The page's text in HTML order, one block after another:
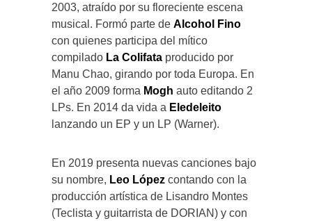
2003, atraído por su floreciente escena
musical. Formó parte de Alcohol Fino
con quienes participa del mítico
compilado La Colifata producido por
Manu Chao, girando por toda Europa. En
el año 2009 forma Mogh auto editando 2
LPs. En 2014 da vida a Eledeleito
lanzando un EP y un LP (Warner).
En 2019 presenta nuevas canciones bajo
su nombre, Leo López contando con la
producción artística de Lisandro Montes
(Teclista y guitarrista de DORIAN) y con